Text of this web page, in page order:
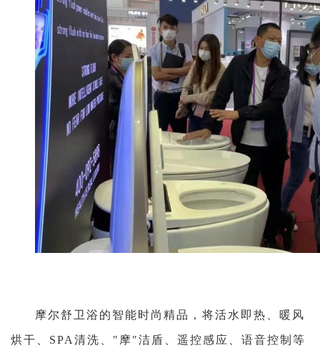
摩尔舒卫浴的智能时尚精品，将活水即热、暖风
烘干、SPA清洗、"摩"洁盾、遥控感应、语音控制等